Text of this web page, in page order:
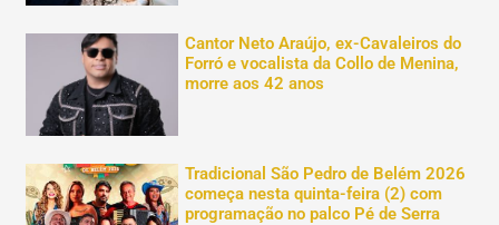
Cantor Neto Araújo, ex-Cavaleiros do
Forró e vocalista da Collo de Menina,
morre aos 42 anos
Tradicional São Pedro de Belém 2026
começa nesta quinta-feira (2) com
programação no palco Pé de Serra